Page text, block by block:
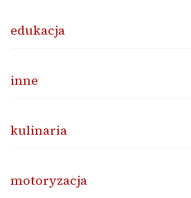
edukacja
inne
kulinaria
motoryzacja